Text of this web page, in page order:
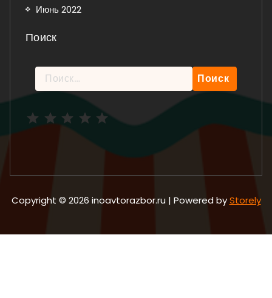
Июнь 2022
Поиск
Найти:
Copyright © 2026 inoavtorazbor.ru | Powered byStorely